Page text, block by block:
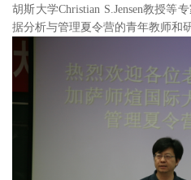
胡斯大学Christian S.Jensen教授等
据分析与管理夏令营的青年教师和